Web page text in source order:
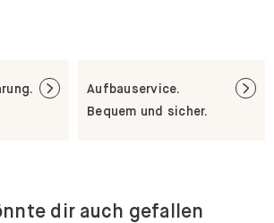
Aufbauservice.
Bequem und sicher.
dir auch gefallen